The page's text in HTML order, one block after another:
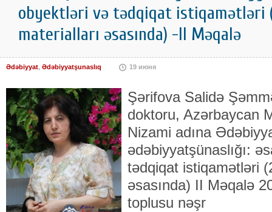
obyektləri və tədqiqat istiqamətləri
materialları əsasında) -II Məqalə
Ədəbiyyat, Ədəbiyyatşunaslıq 19 июня
Şərifova Salidə
doktoru, Azərbaycan
Nizami adına
ədəbiyyatşünaslığı:
tədqiqat istiqamətləri
əsasında) II Məqalə
toplusu nəşr